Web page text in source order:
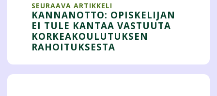
SEURAAVA ARTIKKELI
KANNANOTTO: OPISKELIJAN
EI TULE KANTAA VASTUUTA
KORKEAKOULUTUKSEN
RAHOITUKSESTA